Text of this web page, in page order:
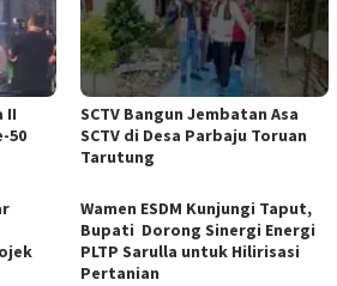
II
50
SCTV Bangun Jembatan Asa
SCTV di Desa Parbaju Toruan
Tarutung
Wamen ESDM Kunjungi Taput,
Bupati Dorong Sinergi Energi
PLTP Sarulla untuk Hilirisasi
Pertanian